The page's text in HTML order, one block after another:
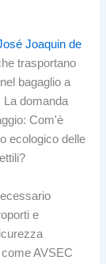
Joaquin de
trasportano
bagaglio a
La domanda
Com'è
ecologico delle
e
AVSEC